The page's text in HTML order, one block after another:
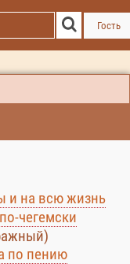
Гость
и на всю жизнь
чегемски
по пению